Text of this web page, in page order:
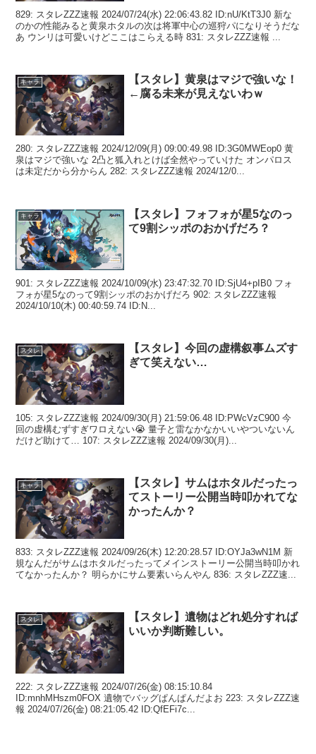
829: スタレZZZ速報 2024/07/24(水) 22:06:43.82 ID:nU/KtT3J0 新な
のかの性能みると黄泉ホタルの次は将軍中心の巡狩パになりそうだな
あ ウンリは可愛いけどここはこらえる時 831: スタレZZZ速報 ...
キャラ
【スタレ】黄泉はマジで強いな！
←腐る未来が見えないわｗ
280: スタレZZZ速報 2024/12/09(月) 09:00:49.98 ID:3G0MWEop0 黄
泉はマジで強いな 2凸と狐入れとけば全然やっていけた オンパロス
は未定だから分からん 282: スタレZZZ速報 2024/12/0...
キャラ
【スタレ】フォフォが星5なのっ
て9割シッポのおかげだろ？
901: スタレZZZ速報 2024/10/09(水) 23:47:32.70 ID:SjU4+pIB0 フォ
フォが星5なのって9割シッポのおかげだろ 902: スタレZZZ速報
2024/10/10(木) 00:40:59.74 ID:N...
スタレ
【スタレ】今回の虚構叙事ムズす
ぎて笑えない…
105: スタレZZZ速報 2024/09/30(月) 21:59:06.48 ID:PWcVzC900 今
回の虚構むずすぎワロえない😭 量子と雷なかなかいいやついないん
だけど助けて… 107: スタレZZZ速報 2024/09/30(月)...
キャラ
【スタレ】サムはホタルだったっ
てストーリー公開当時叩かれてな
かったんか？
833: スタレZZZ速報 2024/09/26(木) 12:20:28.57 ID:OYJa3wN1M 新
規なんだがサムはホタルだったってメインストーリー公開当時叩かれ
てなかったんか？ 明らかにサム要素いらんやん 836: スタレZZZ速...
スタレ
【スタレ】遺物はどれ処分すれば
いいか判断難しい。
222: スタレZZZ速報 2024/07/26(金) 08:15:10.84
ID:mnhMHszm0FOX 遺物でバッグぱんぱんだよお 223: スタレZZZ速
報 2024/07/26(金) 08:21:05.42 ID:QfEFi7c...